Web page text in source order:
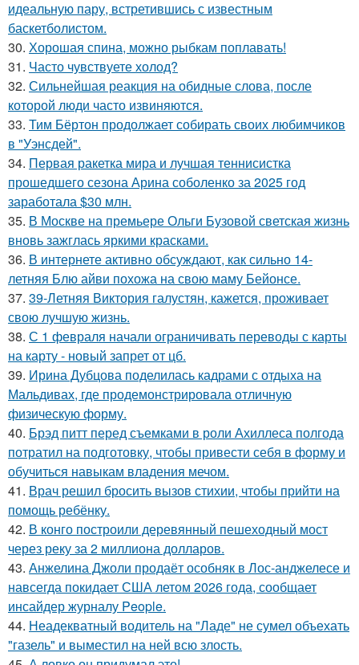
идеальную пару, встретившись с известным
баскетболистом.
30. Хорошая спина, можно рыбкам поплавать!
31. Часто чувствуете холод?
32. Сильнейшая реакция на обидные слова, после
которой люди часто извиняются.
33. Тим Бёртон продолжает собирать своих любимчиков
в "Уэнсдей".
34. Первая ракетка мира и лучшая теннисистка
прошедшего сезона Арина соболенко за 2025 год
заработала $30 млн.
35. В Москве на премьере Ольги Бузовой светская жизнь
вновь зажглась яркими красками.
36. В интернете активно обсуждают, как сильно 14-
летняя Блю айви похожа на свою маму Бейонсе.
37. 39-Летняя Виктория галустян, кажется, проживает
свою лучшую жизнь.
38. С 1 февраля начали ограничивать переводы с карты
на карту - новый запрет от цб.
39. Ирина Дубцова поделилась кадрами с отдыха на
Мальдивах, где продемонстрировала отличную
физическую форму.
40. Брэд питт перед съемками в роли Ахиллеса полгода
потратил на подготовку, чтобы привести себя в форму и
обучиться навыкам владения мечом.
41. Врач решил бросить вызов стихии, чтобы прийти на
помощь ребёнку.
42. В конго построили деревянный пешеходный мост
через реку за 2 миллиона долларов.
43. Анжелина Джоли продаёт особняк в Лос-анджелесе и
навсегда покидает США летом 2026 года, сообщает
инсайдер журналу People.
44. Неадекватный водитель на "Ладе" не сумел объехать
"газель" и выместил на ней всю злость.